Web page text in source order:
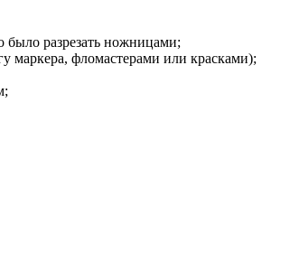
было разрезать ножницами;
маркера, фломастерами или красками);